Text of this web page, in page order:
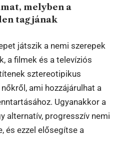
melyben a
tagjának
játszik a nemi szerepek
a filmek és a televíziós
sztereotipikus
ami hozzájárulhat a
Ugyanakkor a
alternatív, progresszív nemi
és ezzel elősegítse a